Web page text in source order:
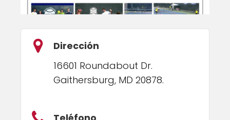
Dirección
16601 Roundabout Dr.
Gaithersburg, MD 20878.